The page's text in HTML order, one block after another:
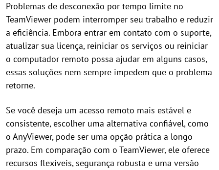
Problemas de desconexão por tempo limite no
TeamViewer podem interromper seu trabalho e reduzir
a eficiência. Embora entrar em contato com o suporte,
atualizar sua licença, reiniciar os serviços ou reiniciar
o computador remoto possa ajudar em alguns casos,
essas soluções nem sempre impedem que o problema
retorne.
Se você deseja um acesso remoto mais estável e
consistente, escolher uma alternativa confiável, como
o AnyViewer, pode ser uma opção prática a longo
prazo. Em comparação com o TeamViewer, ele oferece
recursos flexíveis, segurança robusta e uma versão